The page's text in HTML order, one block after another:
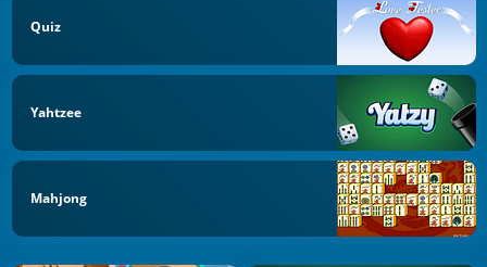
Quiz
Yahtzee
Mahjong